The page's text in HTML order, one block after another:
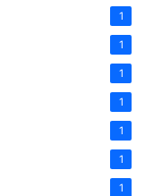
1
1
1
1
1
1
1